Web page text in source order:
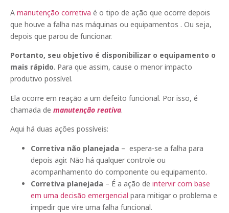
A manutenção corretiva é o tipo de ação que ocorre depois
que houve a falha nas máquinas ou equipamentos . Ou seja,
depois que parou de funcionar.
Portanto, seu objetivo é disponibilizar o equipamento o
mais rápido. Para que assim, cause o menor impacto
produtivo possível.
Ela ocorre em reação a um defeito funcional. Por isso, é
chamada de manutenção reativa.
Aqui há duas ações possíveis:
Corretiva não planejada – espera-se a falha para
depois agir. Não há qualquer controle ou
acompanhamento do componente ou equipamento.
Corretiva planejada – É a ação de intervir com base
em uma decisão emergencial para mitigar o problema e
impedir que vire uma falha funcional.